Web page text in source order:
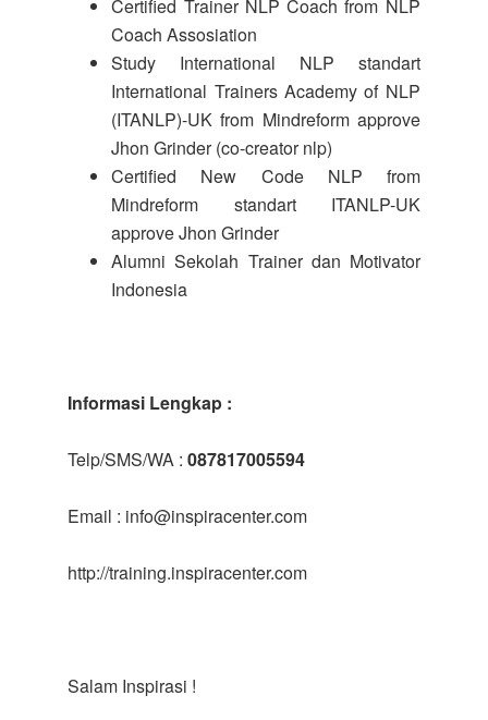
Certified Trainer NLP Coach from NLP
Coach Assosiation
Study International NLP standart
International Trainers Academy of NLP
(ITANLP)-UK from Mindreform approve
Jhon Grinder (co-creator nlp)
Certified New Code NLP from
Mindreform standart ITANLP-UK
approve Jhon Grinder
Alumni Sekolah Trainer dan Motivator
Indonesia
Informasi Lengkap :
Telp/SMS/WA : 087817005594
Email : info@inspiracenter.com
http://training.inspiracenter.com
Salam Inspirasi !